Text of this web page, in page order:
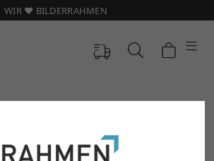
WIR ❤️ BILDERRAHMEN